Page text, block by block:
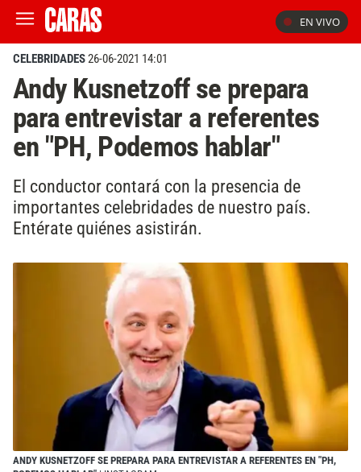
EN VIVO
CELEBRIDADES26-06-2021 14:01
Andy Kusnetzoff se prepara
para entrevistar a referentes
en "PH, Podemos hablar"
El conductor contará con la presencia de
importantes celebridades de nuestro país.
Entérate quiénes asistirán.
ANDY KUSNETZOFF SE PREPARA PARA ENTREVISTAR A REFERENTES EN "PH,